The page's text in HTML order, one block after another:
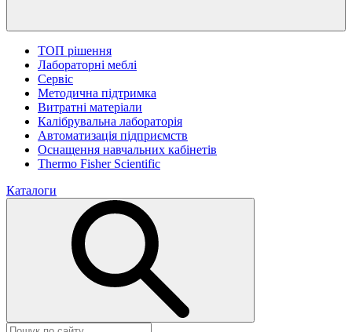
ТОП рішення
Лабораторні меблі
Сервіс
Методична підтримка
Витратні матеріали
Калібрувальна лабораторія
Автоматизація підприємств
Оснащення навчальних кабінетів
Thermo Fisher Scientific
Каталоги